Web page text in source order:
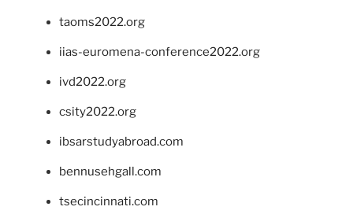
taoms2022.org
iias-euromena-conference2022.org
ivd2022.org
csity2022.org
ibsarstudyabroad.com
bennusehgall.com
tsecincinnati.com